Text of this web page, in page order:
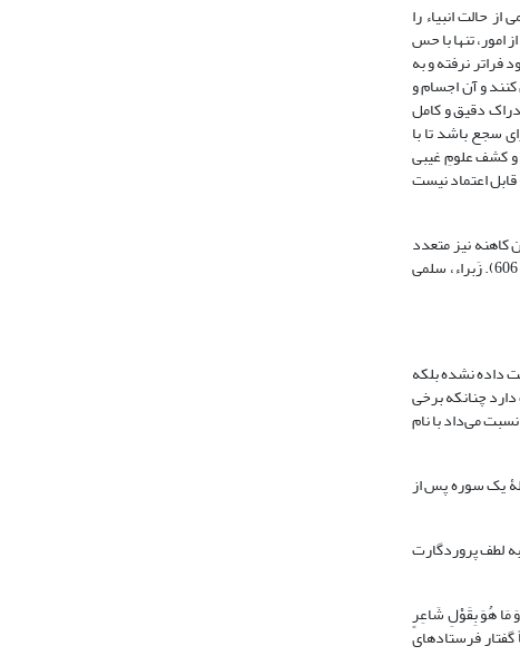
حالت انبیاء را
تنها با حس
نرفته و به
و آن اجسام و
دقیق و کامل
سجع باشد تا با
و کشف علومِ غیبی
اعتماد نیست
سَطیح، خطر بن مالک، خُنافِر بن عَوّام حِمیری، سَواد بن قارِب (جواد علی، 1422، 12: 341؛ صدر، 1380، 14: 278). زنان کاهنه نیز متعدد
بودند چنانکه طَریفَه از قدیمی‌ترین کاهنان یمن بوده که خراب شدن سد مَأرِب و سیل عرم را پیشگوئی کرده بود (مسعودی، 1425، 2: 143-144؛ طبرسی، 1372، 8: 606). زَبراء، سلمی
داده نشده بلکه
چنانکه برخی
کهانت را به پیامبر$ نسبت می‌داد با نام
یک سوره پس از
بِنِعْمَتِ رَبِّک بِکاَهِنٍ وَ لَا مجَْنُونٍ< (طور: 29) «پس تذکر ده که تو به لطف پروردگارت
مَا هُوَ بِقَوْلِ شَاعِرٍ
که [قرآن‏] قطعاً گفتار فرستاده‏اى